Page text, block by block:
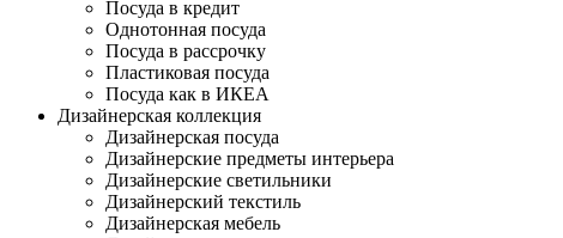
Посуда в кредит
Однотонная посуда
Посуда в рассрочку
Пластиковая посуда
Посуда как в ИКЕА
Дизайнерская коллекция
Дизайнерская посуда
Дизайнерские предметы интерьера
Дизайнерские светильники
Дизайнерский текстиль
Дизайнерская мебель